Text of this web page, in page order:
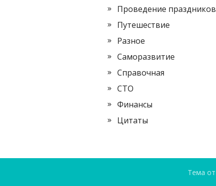
Проведение праздников
Путешествие
Разное
Саморазвитие
Справочная
СТО
Финансы
Цитаты
Тема от